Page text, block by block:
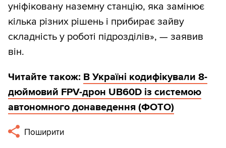
уніфіковану наземну станцію, яка замінює
кілька різних рішень і прибирає зайву
складність у роботі підрозділів», — заявив
він.
Читайте також: В Україні кодифікували 8-
дюймовий FPV-дрон UB60D із системою
автономного донаведення (ФОТО)
Поширити